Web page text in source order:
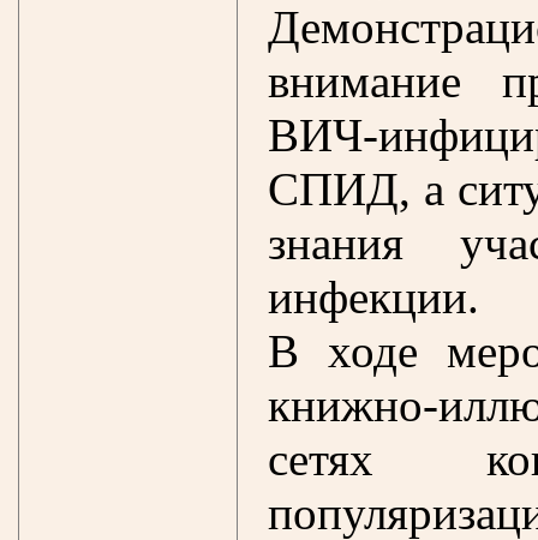
внимание
ВИЧ-
СПИД, а
знания
инфекции.
В ходе
книжно-
сетях